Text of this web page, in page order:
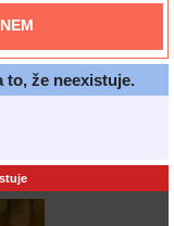
to, že neexistuje.